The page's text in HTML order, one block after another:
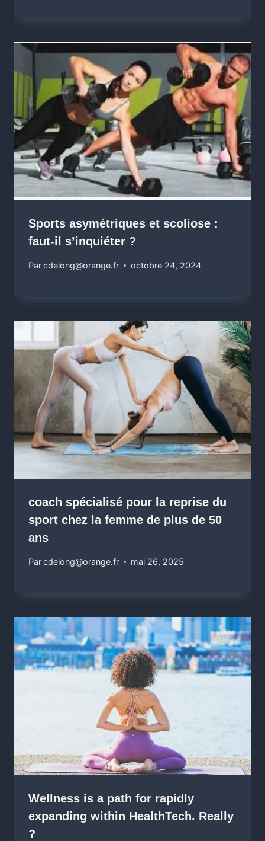
Sports asymétriques et scoliose :
faut-il s’inquiéter ?
Parcdelong@orange.fr octobre 24, 2024
coach spécialisé pour la reprise du
sport chez la femme de plus de 50
ans
Parcdelong@orange.fr mai 26, 2025
Wellness is a path for rapidly
expanding within HealthTech. Really
?